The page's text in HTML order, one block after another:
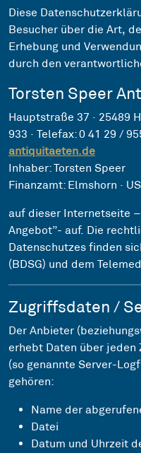
Diese
Besucher über die Art,
Erhebung und
durch den
Torsten Speer
Hauptstraße 37 · 25489
933 · Telefax: 0 41 29 /
antiquitaeten.de
Inhaber: Torsten Speer
Finanzamt: Elmshorn ·
auf dieser Internetseite
Angebot”- auf. Die
Datenschutzes finden
(BDSG) und dem
Zugriffsdaten /
Der Anbieter
erhebt Daten über
(so genannte Server-
gehören:
Name der
Datei
Datum und Uhrzeit